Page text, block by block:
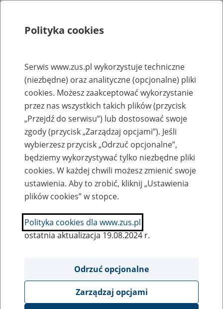
Rejestry, ewidencje i archiwa
Baza zlikwidowanych lub
przekształconych zakładów pracy
Nazwa zakładu pracy:
SZUKAJ
Ukryj wszystkie pozycje bazy
Polityka cookies
Serwis www.zus.pl wykorzystuje techniczne
(niezbędne) oraz analityczne (opcjonalne) pliki
cookies. Możesz zaakceptować wykorzystanie
przez nas wszystkich takich plików (przycisk
„Przejdź do serwisu”) lub dostosować swoje
zgody (przycisk „Zarządzaj opcjami”). Jeśli
wybierzesz przycisk „Odrzuć opcjonalne”,
będziemy wykorzystywać tylko niezbędne pliki
cookies. W każdej chwili możesz zmienić swoje
ustawienia. Aby to zrobić, kliknij „Ustawienia
plików cookies” w stopce.
Polityka cookies dla www.zus.pl
ostatnia aktualizacja 19.08.2024 r.
Odrzuć opcjonalne
Zarządzaj opcjami